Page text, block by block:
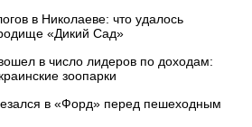
в Николаеве: что удалось
«Дикий Сад»
в число лидеров по доходам:
зоопарки
в «Форд» перед пешеходным